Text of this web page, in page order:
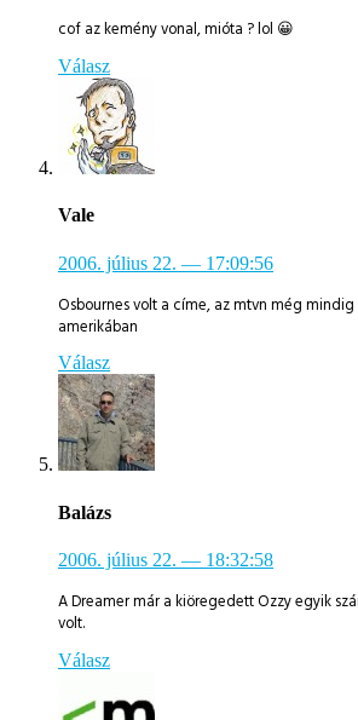
cof az kemény vonal, mióta ? lol 😀
Válasz
Vale
2006. július 22. — 17:09:56
Osbournes volt a címe, az mtvn még
amerikában
Válasz
Balázs
2006. július 22. — 18:32:58
A Dreamer már a kiöregedett Ozzy egyik
volt.
Válasz